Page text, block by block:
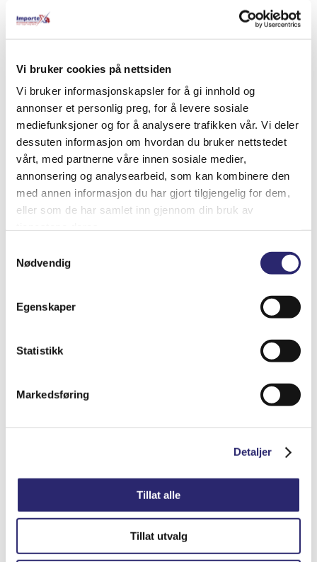
Vi bruker cookies på nettsiden
Vi bruker informasjonskapsler for å gi innhold og
annonser et personlig preg, for å levere sosiale
mediefunksjoner og for å analysere trafikken vår. Vi deler
dessuten informasjon om hvordan du bruker nettstedet
vårt, med partnerne våre innen sosiale medier,
annonsering og analysearbeid, som kan kombinere den
med annen informasjon du har gjort tilgjengelig for dem,
eller som de har samlet inn gjennom din bruk av
Nødvendig
Egenskaper
Statistikk
Markedsføring
Detaljer
Tillat alle
Tillat utvalg
Pin This Product Email This Product
Relaterte produkter
STARTER 10T 3.6KW M/GIR OG ROTERB
kr8,765.00 (ex mva:
Detaljer